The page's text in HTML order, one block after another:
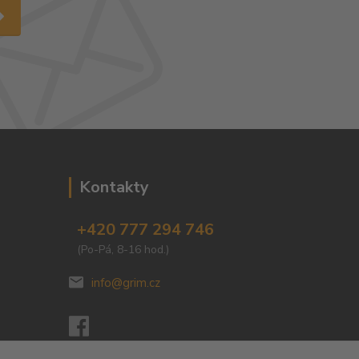
Kontakty
+420 777 294 746
(Po-Pá, 8-16 hod.)
info@grim.cz